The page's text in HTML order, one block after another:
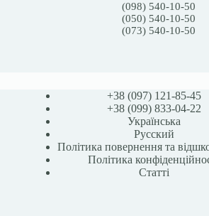
(098) 540-10-50
(050) 540-10-50
(073) 540-10-50
+38 (097) 121-85-45
+38 (099) 833-04-22
Українська
Русский
Політика повернення та
Політика
Статті